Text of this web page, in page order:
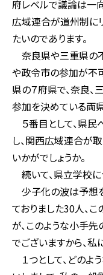
府レベルで議論は一
広域連合が道州制に
たいのであります。
奈良県や三重県の
や政令市の参加が不
県の７府県で、奈良
参加を決めている両
５番目として、県民
し、関西広域連合が
いかがでしょうか。
続いて、県立学校
少子化の波は予想
ておりました30人、
が、このような小手
でございますから、
１つとして、どのよ